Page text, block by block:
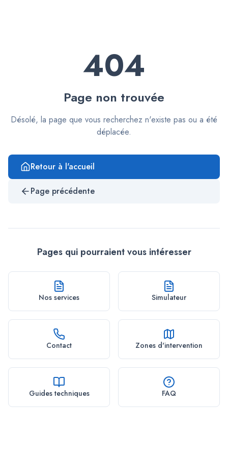
404
Page non trouvée
Désolé, la page que vous recherchez n'existe pas ou a été
déplacée.
Retour à l'accueil
Page précédente
Pages qui pourraient vous intéresser
Nos services Simulateur
Contact Zones d'intervention
Guides techniques FAQ